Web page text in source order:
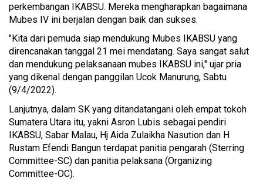
perkembangan IKABSU. Mereka mengharapkan bagaimana
Mubes IV ini berjalan dengan baik dan sukses.
"Kita dari pemuda siap mendukung Mubes IKABSU yang
direncanakan tanggal 21 mei mendatang. Saya sangat salut
dan mendukung pelaksanaan mubes IKABSU ini," ujar pria
yang dikenal dengan panggilan Ucok Manurung, Sabtu
(9/4/2022).
Lanjutnya, dalam SK yang ditandatangani oleh empat tokoh
Sumatera Utara itu, yakni Asron Lubis sebagai pendiri
IKABSU, Sabar Malau, Hj Aida Zulaikha Nasution dan H
Rustam Efendi Bangun terdapat panitia pengarah (Sterring
Committee-SC) dan panitia pelaksana (Organizing
Committee-OC).